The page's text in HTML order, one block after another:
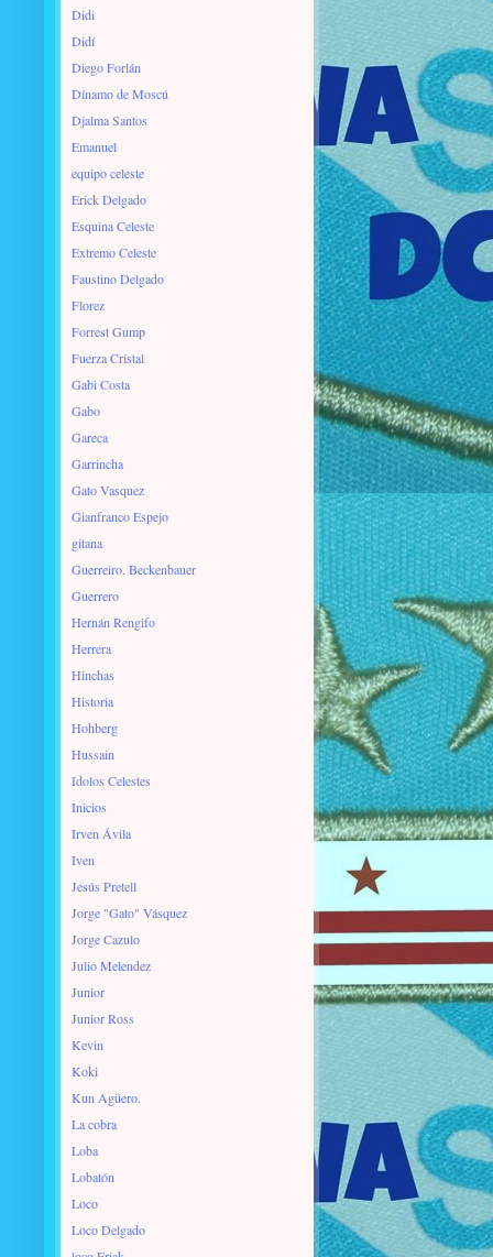
Didi
Didí
Diego Forlán
Dínamo de Moscú
Djalma Santos
Emanuel
equipo celeste
Erick Delgado
Esquina Celeste
Extremo Celeste
Faustino Delgado
Florez
Forrest Gump
Fuerza Cristal
Gabi Costa
Gabo
Gareca
Garrincha
Gato Vasquez
Gianfranco Espejo
gitana
Guerreiro. Beckenbauer
Guerrero
Hernán Rengifo
Herrera
Hinchas
Historia
Hohberg
Hussain
Idolos Celestes
Inicios
Irven Ávila
Iven
Jesús Pretell
Jorge "Gato" Vásquez
Jorge Cazulo
Julio Melendez
Junior
Junior Ross
Kevin
Koki
Kun Agüero.
La cobra
Loba
Lobatón
Loco
Loco Delgado